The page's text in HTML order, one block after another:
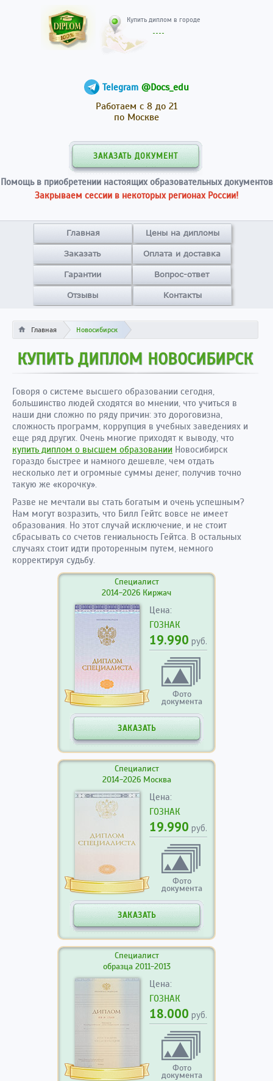
Telegram @Docs_edu
Работаем с 8 до 21
по Москве
ЗАКАЗАТЬ ДОКУМЕНТ
Помощь в приобретении настоящих образовательных документов
Закрываем сессии в некоторых регионах России!
Главная Цены на дипломы
Заказать Оплата и доставка
Гарантии Вопрос-ответ
Отзывы Контакты
Главная Новосибирск
КУПИТЬ ДИПЛОМ НОВОСИБИРСК
Говоря о системе высшего образовании сегодня,
большинство людей сходятся во мнении, что учиться в
наши дни сложно по ряду причин: это дороговизна,
сложность программ, коррупция в учебных заведениях и
еще ряд других. Очень многие приходят к выводу, что
купить диплом о высшем образовании Новосибирск
гораздо быстрее и намного дешевле, чем отдать
несколько лет и огромные суммы денег, получив точно
такую же «корочку».
Разве не мечтали вы стать богатым и очень успешным?
Нам могут возразить, что Билл Гейтс вовсе не имеет
образования. Но этот случай исключение, и не стоит
сбрасывать со счетов гениальность Гейтса. В остальных
случаях стоит идти проторенным путем, немного
корректируя судьбу.
Специалист
2014-2026 Киржач
Цена:
ГОЗНАК
19.990 руб.
Фото
документа
ЗАКАЗАТЬ
Специалист
2014-2026 Москва
Цена:
ГОЗНАК
19.990 руб.
Фото
документа
ЗАКАЗАТЬ
Специалист
образца 2011-2013
Цена:
ГОЗНАК
18.000 руб.
Фото
документа